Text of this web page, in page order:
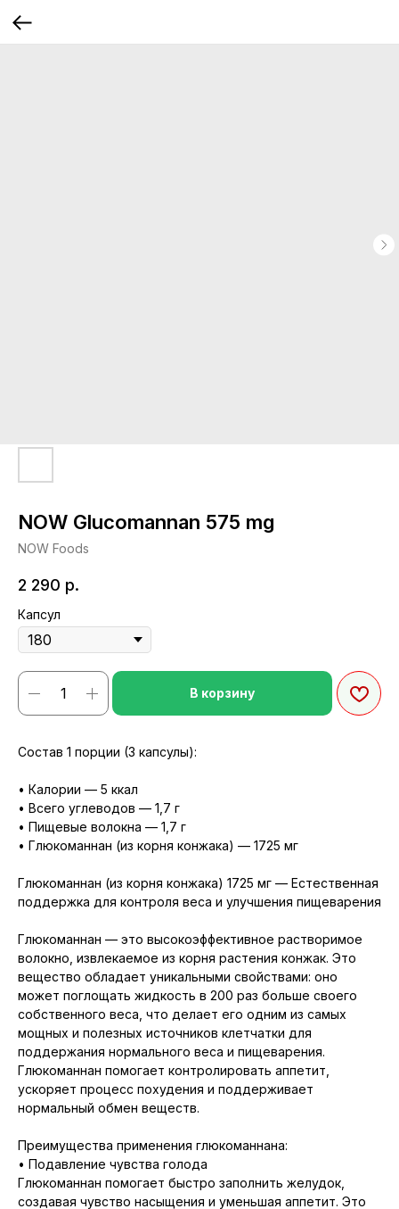
NOW Glucomannan 575 mg
NOW Foods
2 290 р.
Капсул
В корзину
Состав 1 порции (3 капсулы):
• Калории — 5 ккал
• Всего углеводов — 1,7 г
• Пищевые волокна — 1,7 г
• Глюкоманнан (из корня конжака) — 1725 мг
Глюкоманнан (из корня конжака) 1725 мг — Естественная
поддержка для контроля веса и улучшения пищеварения
Глюкоманнан — это высокоэффективное растворимое
волокно, извлекаемое из корня растения конжак. Это
вещество обладает уникальными свойствами: оно
может поглощать жидкость в 200 раз больше своего
собственного веса, что делает его одним из самых
мощных и полезных источников клетчатки для
поддержания нормального веса и пищеварения.
Глюкоманнан помогает контролировать аппетит,
ускоряет процесс похудения и поддерживает
нормальный обмен веществ.
Преимущества применения глюкоманнана:
• Подавление чувства голода
Глюкоманнан помогает быстро заполнить желудок,
создавая чувство насыщения и уменьшая аппетит. Это